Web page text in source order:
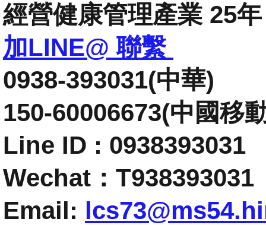
經營健康管理產業 25年
加LINE@ 聯繫
0938-393031(中華)
150-60006673(中國移
Line ID : 0938393031
Wechat：T938393031
Email: